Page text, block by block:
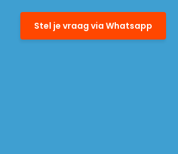
Stel je vraag via Whatsapp